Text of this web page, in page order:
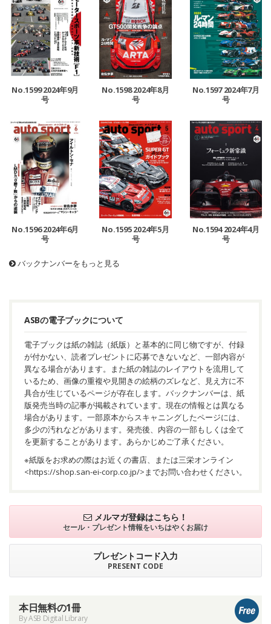
No.1599 2024年9月
号
No.1598 2024年8月
号
No.1597 2024年7月
号
No.1596 2024年6月
号
No.1595 2024年5月
号
No.1594 2024年4月
号
バックナンバーをもっと見る
ASBの電子ブックについて
電子ブックは紙の雑誌（紙版）と基本的に同じ物ですが、付録
が付かない、読者プレゼントに応募できないなど、一部内容が
異なる場合があります。また紙の雑誌のレイアウトを流用して
いるため、画像の重複や見開きの絵柄のズレなど、見え方に不
具合が生じているページが存在します。バックナンバーは、紙
版発売当時の記事が掲載されています。現在の情報とは異なる
場合があります。一部原本からスキャニングしたページには、
多少の汚れなどがあります。発売後、内容の一部もしくは全て
を更新することがあります。あらかじめご了承ください。
※紙版をお求めの際はお近くの書店、または三栄オンライン
<https://shop.san-ei-corp.co.jp/>までお問い合わせください。
メルマガ登録はこちら！
セール・プレゼント情報をいちはやくお届け
プレゼントコード入力
PRESENT CODE
本日無料の1冊
By ASB Digital Library